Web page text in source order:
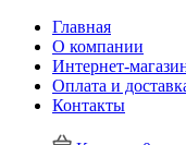
Главная
О компании
Интернет-
Оплата и
Контакты